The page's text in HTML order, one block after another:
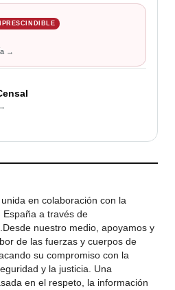
→
en colaboración con la
España a través de
nuestro medio, apoyamos y
de las fuerzas y cuerpos de
su compromiso con la
y la justicia. Una
en el respeto, la información